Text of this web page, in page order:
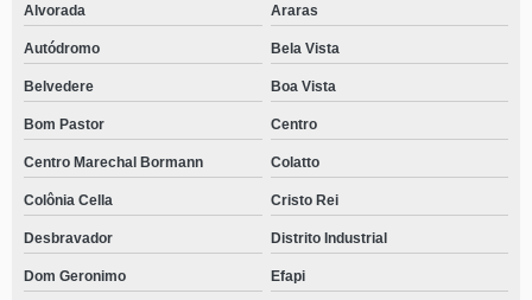
Alvorada
Araras
Autódromo Bela Vista
Belvedere Boa Vista
Bom Pastor Centro
Centro Marechal Bormann Colatto
Colônia Cella Cristo Rei
Desbravador Distrito Industrial
Dom Geronimo Efapi